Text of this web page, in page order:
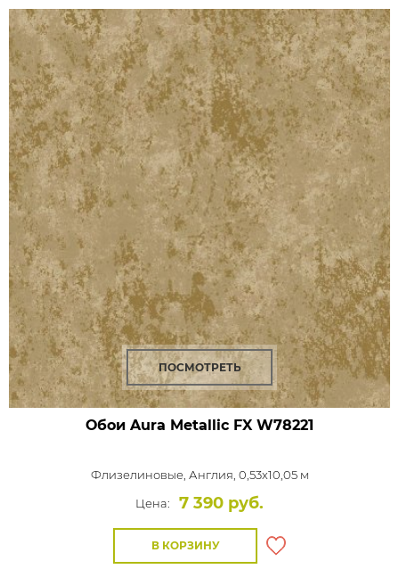
ПОСМОТРЕТЬ
Обои Aura Metallic FXW78221
Флизелиновые, Англия, 0,53x10,05 м
Цена:
7 390 руб.
В КОРЗИНУ